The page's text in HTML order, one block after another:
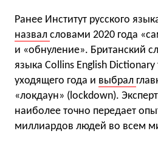
Ранее Институт русского
назвал словами 2020 года
и «обнуление». Британский
языка Collins English
уходящего года и выбрал
«локдаун» (lockdown).
наиболее точно передает
миллиардов людей во всем